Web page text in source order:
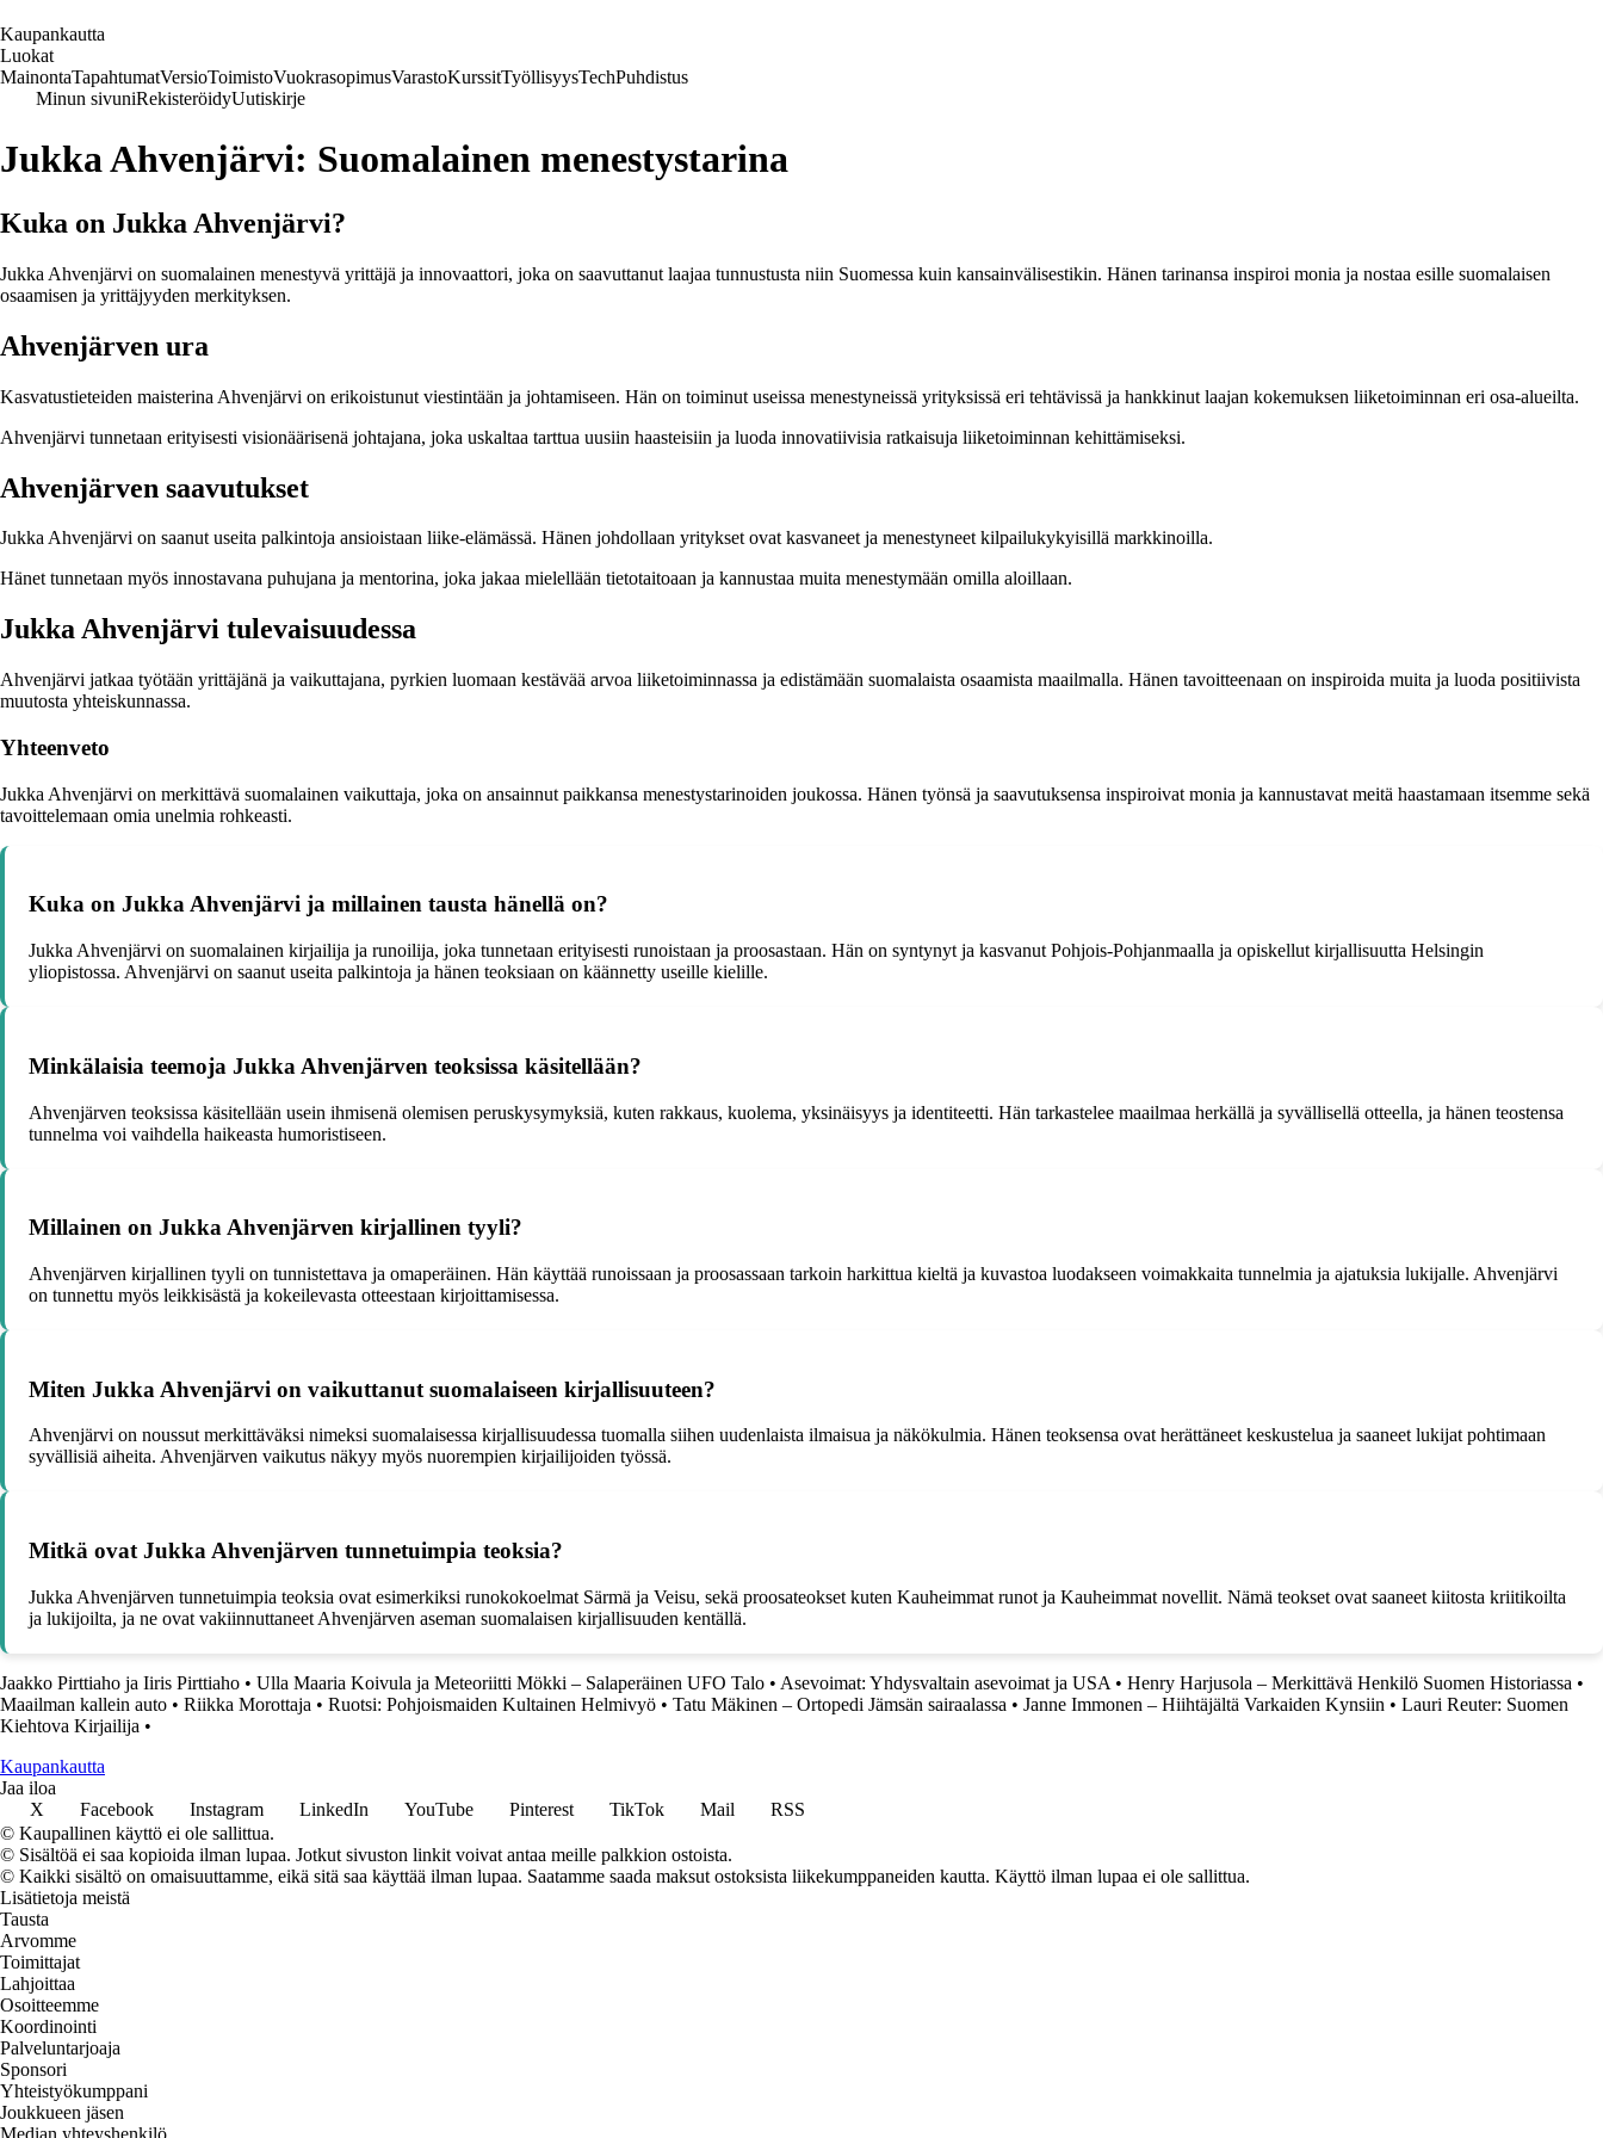
Kaupankautta
Luokat
MainontaTapahtumatVersioToimistoVuokrasopimusVarastoKurssitTyöllisyysTechPuhdistus
Minun sivuniRekisteröidyUutiskirje
Jukka Ahvenjärvi: Suomalainen menestystarina
Kuka on Jukka Ahvenjärvi?
Jukka Ahvenjärvi on suomalainen menestyvä yrittäjä ja innovaattori, joka on saavuttanut laajaa tunnustusta niin Suomessa kuin kansainvälisestikin. Hänen tarinansa inspiroi monia ja nostaa esille suomalaisen
osaamisen ja yrittäjyyden merkityksen.
Ahvenjärven ura
Kasvatustieteiden maisterina Ahvenjärvi on erikoistunut viestintään ja johtamiseen. Hän on toiminut useissa menestyneissä yrityksissä eri tehtävissä ja hankkinut laajan kokemuksen liiketoiminnan eri osa-alueilta.
Ahvenjärvi tunnetaan erityisesti visionäärisenä johtajana, joka uskaltaa tarttua uusiin haasteisiin ja luoda innovatiivisia ratkaisuja liiketoiminnan kehittämiseksi.
Ahvenjärven saavutukset
Jukka Ahvenjärvi on saanut useita palkintoja ansioistaan liike-elämässä. Hänen johdollaan yritykset ovat kasvaneet ja menestyneet kilpailukykyisillä markkinoilla.
Hänet tunnetaan myös innostavana puhujana ja mentorina, joka jakaa mielellään tietotaitoaan ja kannustaa muita menestymään omilla aloillaan.
Jukka Ahvenjärvi tulevaisuudessa
Ahvenjärvi jatkaa työtään yrittäjänä ja vaikuttajana, pyrkien luomaan kestävää arvoa liiketoiminnassa ja edistämään suomalaista osaamista maailmalla. Hänen tavoitteenaan on inspiroida muita ja luoda positiivista
muutosta yhteiskunnassa.
Yhteenveto
Jukka Ahvenjärvi on merkittävä suomalainen vaikuttaja, joka on ansainnut paikkansa menestystarinoiden joukossa. Hänen työnsä ja saavutuksensa inspiroivat monia ja kannustavat meitä haastamaan itsemme sekä
tavoittelemaan omia unelmia rohkeasti.
Kuka on Jukka Ahvenjärvi ja millainen tausta hänellä on?
Jukka Ahvenjärvi on suomalainen kirjailija ja runoilija, joka tunnetaan erityisesti runoistaan ja proosastaan. Hän on syntynyt ja kasvanut Pohjois-Pohjanmaalla ja opiskellut kirjallisuutta Helsingin
yliopistossa. Ahvenjärvi on saanut useita palkintoja ja hänen teoksiaan on käännetty useille kielille.
Minkälaisia teemoja Jukka Ahvenjärven teoksissa käsitellään?
Ahvenjärven teoksissa käsitellään usein ihmisenä olemisen peruskysymyksiä, kuten rakkaus, kuolema, yksinäisyys ja identiteetti. Hän tarkastelee maailmaa herkällä ja syvällisellä otteella, ja hänen teostensa
tunnelma voi vaihdella haikeasta humoristiseen.
Millainen on Jukka Ahvenjärven kirjallinen tyyli?
Ahvenjärven kirjallinen tyyli on tunnistettava ja omaperäinen. Hän käyttää runoissaan ja proosassaan tarkoin harkittua kieltä ja kuvastoa luodakseen voimakkaita tunnelmia ja ajatuksia lukijalle. Ahvenjärvi
on tunnettu myös leikkisästä ja kokeilevasta otteestaan kirjoittamisessa.
Miten Jukka Ahvenjärvi on vaikuttanut suomalaiseen kirjallisuuteen?
Ahvenjärvi on noussut merkittäväksi nimeksi suomalaisessa kirjallisuudessa tuomalla siihen uudenlaista ilmaisua ja näkökulmia. Hänen teoksensa ovat herättäneet keskustelua ja saaneet lukijat pohtimaan
syvällisiä aiheita. Ahvenjärven vaikutus näkyy myös nuorempien kirjailijoiden työssä.
Mitkä ovat Jukka Ahvenjärven tunnetuimpia teoksia?
Jukka Ahvenjärven tunnetuimpia teoksia ovat esimerkiksi runokokoelmat Särmä ja Veisu, sekä proosateokset kuten Kauheimmat runot ja Kauheimmat novellit. Nämä teokset ovat saaneet kiitosta kriitikoilta
ja lukijoilta, ja ne ovat vakiinnuttaneet Ahvenjärven aseman suomalaisen kirjallisuuden kentällä.
Jaakko Pirttiaho ja Iiris Pirttiaho • Ulla Maaria Koivula ja Meteoriitti Mökki – Salaperäinen UFO Talo • Asevoimat: Yhdysvaltain asevoimat ja USA • Henry Harjusola – Merkittävä Henkilö Suomen Historiassa •
Maailman kallein auto • Riikka Morottaja • Ruotsi: Pohjoismaiden Kultainen Helmivyö • Tatu Mäkinen – Ortopedi Jämsän sairaalassa • Janne Immonen – Hiihtäjältä Varkaiden Kynsiin • Lauri Reuter: Suomen
Kiehtova Kirjailija •
Kaupankautta
Jaa iloa
X
Facebook Instagram LinkedIn YouTube Pinterest TikTok Mail
RSS
© Kaupallinen käyttö ei ole sallittua.
© Sisältöä ei saa kopioida ilman lupaa. Jotkut sivuston linkit voivat antaa meille palkkion ostoista.
© Kaikki sisältö on omaisuuttamme, eikä sitä saa käyttää ilman lupaa. Saatamme saada maksut ostoksista liikekumppaneiden kautta. Käyttö ilman lupaa ei ole sallittua.
Lisätietoja meistä
Tausta
Arvomme
Toimittajat
Lahjoittaa
Osoitteemme
Koordinointi
Palveluntarjoaja
Sponsori
Yhteistyökumppani
Joukkueen jäsen
Median yhteyshenkilö